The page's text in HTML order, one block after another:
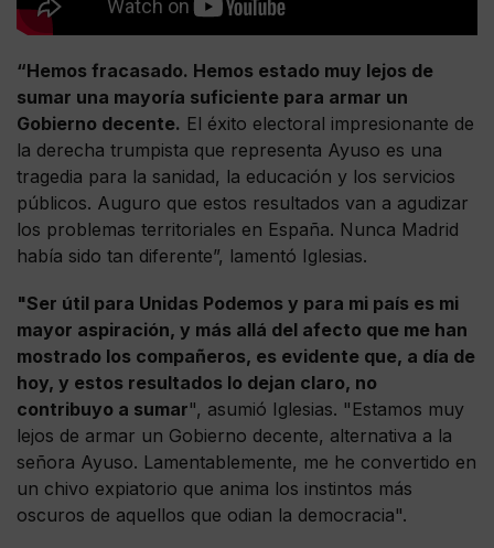
“Hemos fracasado. Hemos estado muy lejos de
sumar una mayoría suficiente para armar un
Gobierno decente. El éxito electoral impresionante de
la derecha trumpista que representa Ayuso es una
tragedia para la sanidad, la educación y los servicios
públicos. Auguro que estos resultados van a agudizar
los problemas territoriales en España. Nunca Madrid
había sido tan diferente”, lamentó Iglesias.
"Ser útil para Unidas Podemos y para mi país es mi
mayor aspiración, y más allá del afecto que me han
mostrado los compañeros, es evidente que, a día de
hoy, y estos resultados lo dejan claro, no
contribuyo a sumar", asumió Iglesias. "Estamos muy
lejos de armar un Gobierno decente, alternativa a la
señora Ayuso. Lamentablemente, me he convertido en
un chivo expiatorio que anima los instintos más
oscuros de aquellos que odian la democracia".